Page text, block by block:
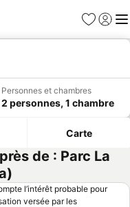
Favoris
Se
Personnes et chambres
2 personnes, 1 chambre
Carte
de : Parc La
l’intérêt probable pour
versée par les